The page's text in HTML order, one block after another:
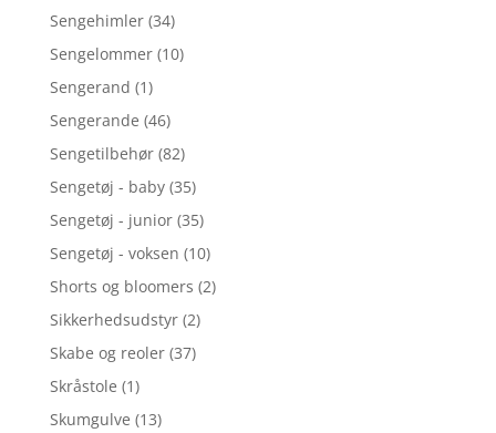
Sengehimler (34)
Sengelommer (10)
Sengerand (1)
Sengerande (46)
Sengetilbehør (82)
Sengetøj - baby (35)
Sengetøj - junior (35)
Sengetøj - voksen (10)
Shorts og bloomers (2)
Sikkerhedsudstyr (2)
Skabe og reoler (37)
Skråstole (1)
Skumgulve (13)